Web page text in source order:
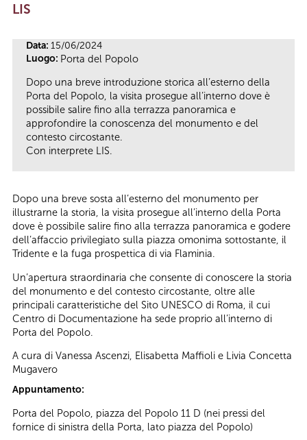
LIS
Data: 15/06/2024
Luogo: Porta del Popolo
Dopo una breve introduzione storica all’esterno della
Porta del Popolo, la visita prosegue all’interno dove è
possibile salire fino alla terrazza panoramica e
approfondire la conoscenza del monumento e del
contesto circostante.
Con interprete LIS.
Dopo una breve sosta all’esterno del monumento per
illustrarne la storia, la visita prosegue all’interno della Porta
dove è possibile salire fino alla terrazza panoramica e godere
dell’affaccio privilegiato sulla piazza omonima sottostante, il
Tridente e la fuga prospettica di via Flaminia.
Un’apertura straordinaria che consente di conoscere la storia
del monumento e del contesto circostante, oltre alle
principali caratteristiche del Sito UNESCO di Roma, il cui
Centro di Documentazione ha sede proprio all’interno di
Porta del Popolo.
A cura di Vanessa Ascenzi, Elisabetta Maffioli e Livia Concetta
Mugavero
Appuntamento:
Porta del Popolo, piazza del Popolo 11 D (nei pressi del
fornice di sinistra della Porta, lato piazza del Popolo)